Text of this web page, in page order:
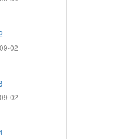
02
02